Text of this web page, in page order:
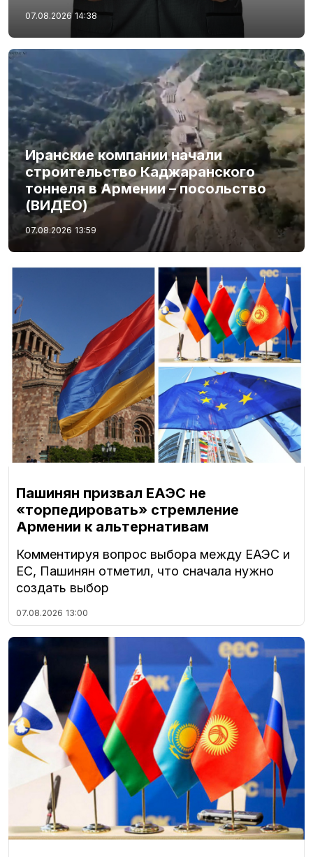
07.08.2026 14:38
Иранские компании начали
строительство Каджаранского
тоннеля в Армении – посольство
(ВИДЕО)
07.08.2026 13:59
Пашинян призвал ЕАЭС не
«торпедировать» стремление
Армении к альтернативам
Комментируя вопрос выбора между ЕАЭС и
ЕС, Пашинян отметил, что сначала нужно
создать выбор
07.08.2026 13:00